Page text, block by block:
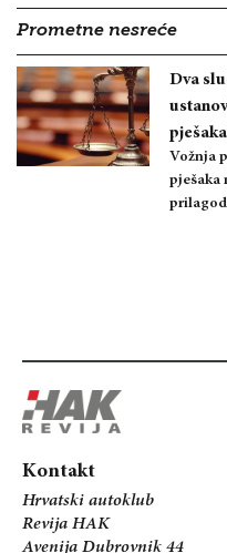
Prometne nesreće
Dva
Vožnja
pješaka
Kontakt
Hrvatski autoklub
Revija HAK
Avenija Dubrovnik 44